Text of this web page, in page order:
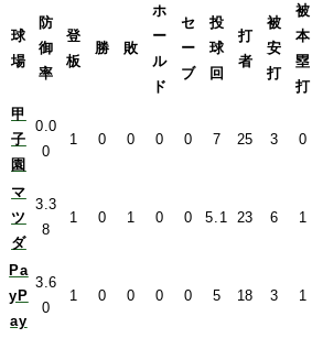
球
場
防
御
率
登
板
勝 敗
ホ
ー
ル
ド
セ
ー
ブ
投
球
回
打
者
被
安
打
被
本
塁
打
甲
子
園
0.0
0
1 0 0 0 0 7 25 3 0
マ
ツ
ダ
3.3
8
1 0 1 0 0 5.1 23 6 1
Pa
yP
ay
3.6
0
1 0 0 0 0 5 18 3 1